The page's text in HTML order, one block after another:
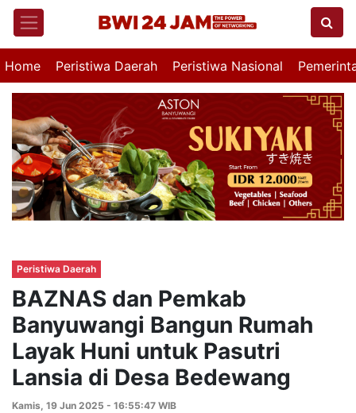
Home Peristiwa Daerah Peristiwa Nasional
Peristiwa Daerah
BAZNAS dan Pemkab
Banyuwangi Bangun Rumah
Layak Huni untuk Pasutri
Lansia di Desa Bedewang
Kamis, 19 Jun 2025 - 16:55:47 WIB